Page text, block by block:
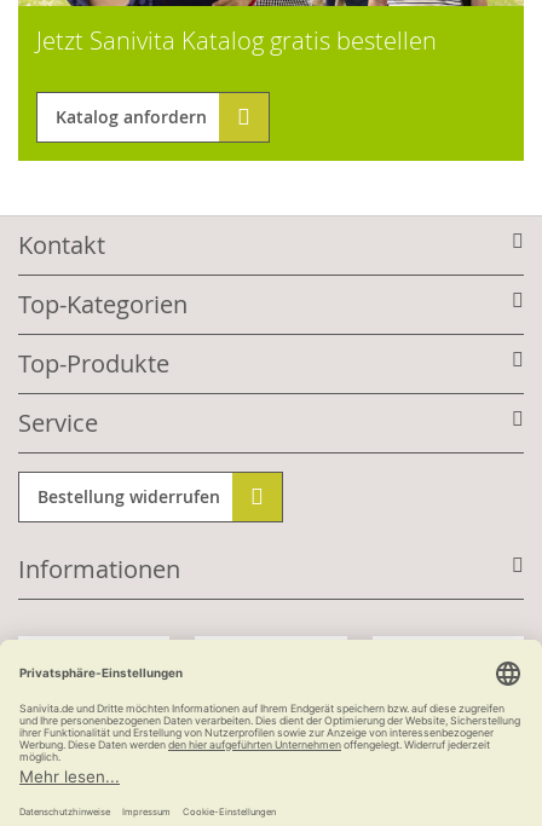
Jetzt Sanivita Katalog gratis bestellen
Katalog anfordern
Kontakt
Top-Kategorien
Top-Produkte
Service
Bestellung widerrufen
Informationen
Kauf auf Rechnung